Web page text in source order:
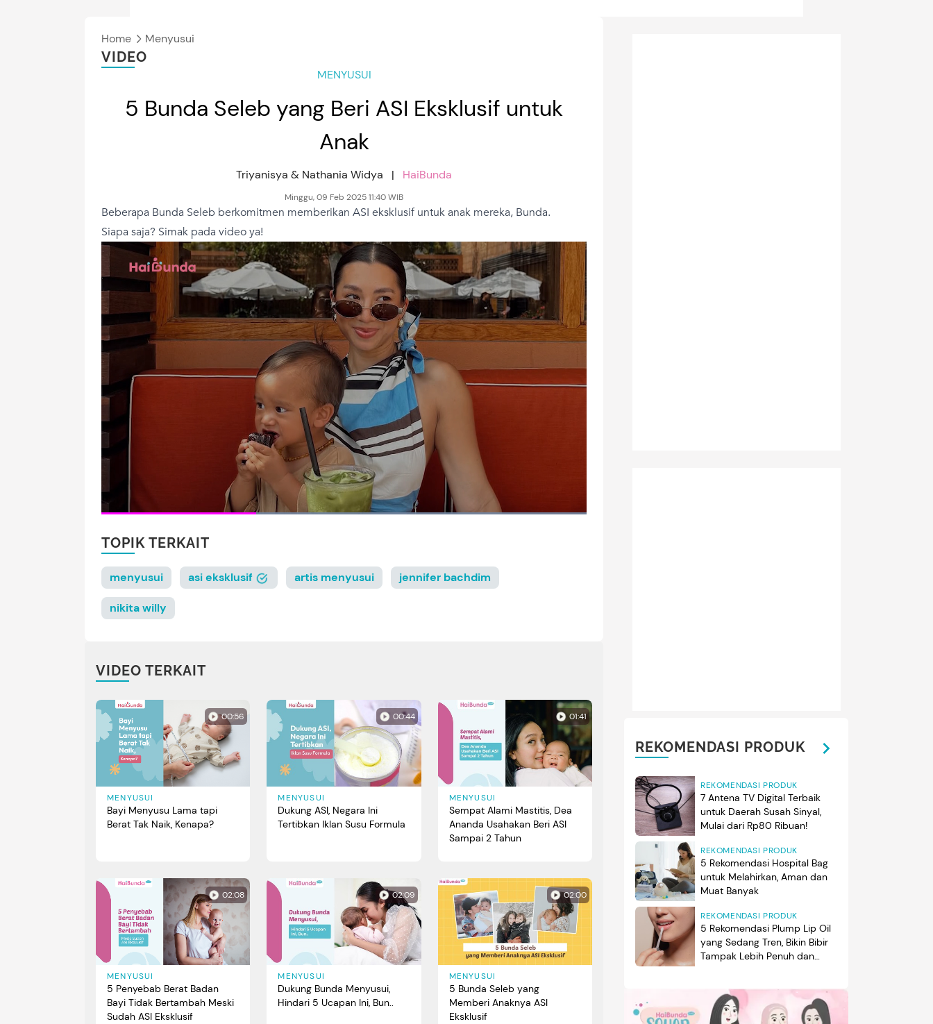
Home Menyusui
VIDEO
MENYUSUI
5 Bunda Seleb yang Beri ASI Eksklusif untuk
Anak
Triyanisya & Nathania Widya | HaiBunda
Minggu, 09 Feb 2025 11:40 WIB
Beberapa Bunda Seleb berkomitmen memberikan ASI eksklusif untuk anak mereka, Bunda.
Siapa saja? Simak pada video ya!
TOPIK TERKAIT
menyusui asi eksklusif artis menyusui jennifer bachdim
nikita willy
VIDEO TERKAIT
00:56
MENYUSUI
Bayi Menyusu Lama tapi
Berat Tak Naik, Kenapa?
00:44
MENYUSUI
Dukung ASI, Negara Ini
Tertibkan Iklan Susu Formula
01:41
MENYUSUI
Sempat Alami Mastitis, Dea
Ananda Usahakan Beri ASI
Sampai 2 Tahun
02:08
MENYUSUI
5 Penyebab Berat Badan
Bayi Tidak Bertambah Meski
Sudah ASI Eksklusif
02:09
MENYUSUI
Dukung Bunda Menyusui,
Hindari 5 Ucapan Ini, Bun..
02:00
MENYUSUI
5 Bunda Seleb yang
Memberi Anaknya ASI
Eksklusif
REKOMENDASI PRODUK
REKOMENDASI PRODUK
7 Antena TV Digital Terbaik
untuk Daerah Susah Sinyal,
Mulai dari Rp80 Ribuan!
REKOMENDASI PRODUK
5 Rekomendasi Hospital Bag
untuk Melahirkan, Aman dan
Muat Banyak
REKOMENDASI PRODUK
5 Rekomendasi Plump Lip Oil
yang Sedang Tren, Bikin Bibir
Tampak Lebih Penuh dan